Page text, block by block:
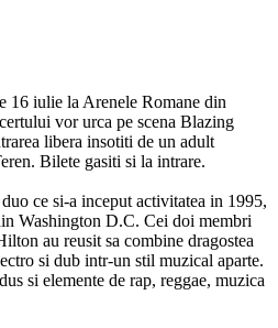
16 iulie la Arenele Romane din
vor urca pe scena Blazing
libera insotiti de un adult
Bilete gasiti si la intrare.
ce si-a inceput activitatea in 1995,
Washington D.C. Cei doi membri
au reusit sa combine dragostea
si dub intr-un stil muzical aparte.
si elemente de rap, reggae, muzica